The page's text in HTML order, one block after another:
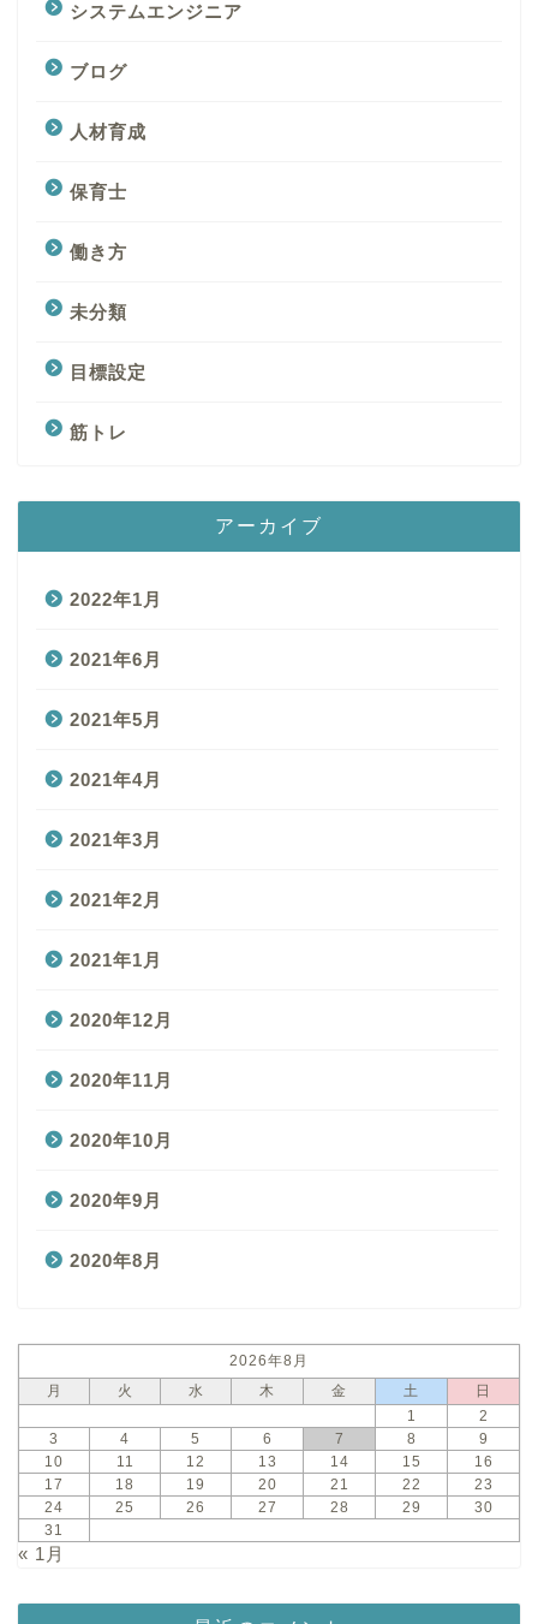
システムエンジニア
ブログ
人材育成
保育士
働き方
未分類
目標設定
筋トレ
アーカイブ
2022年1月
2021年6月
2021年5月
2021年4月
2021年3月
2021年2月
2021年1月
2020年12月
2020年11月
2020年10月
2020年9月
2020年8月
2026年8月
月
火 水 木 金 土
日
1
2
3
4 5 6 7 8
9
10
11 12 13 14 15
16
17
18 19 20 21 22
23
24
25 26 27 28 29
30
31
« 1月